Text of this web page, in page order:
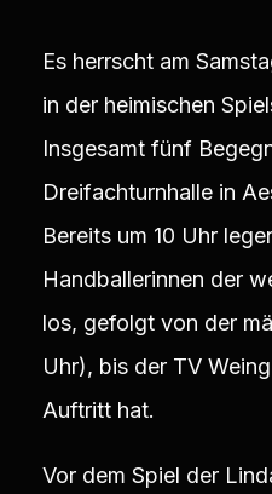
Es herrscht am
in der heimischen
Insgesamt fünf
Dreifachturnhalle in
Bereits um 10 Uhr
Handballerinnen der
los, gefolgt von der
Uhr), bis der TV
Auftritt hat.
Vor dem Spiel der